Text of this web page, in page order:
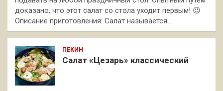
доказано, что этот салат со стола уходит первым! 😉
Описание приготовления: Салат называется…
ПЕКИН
Салат «Цезарь» классический